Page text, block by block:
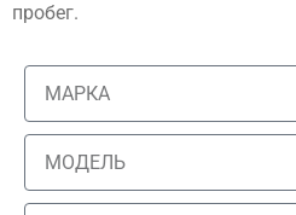
пробег.